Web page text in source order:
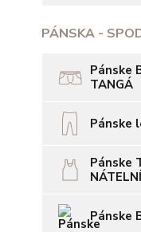
PÁNSKA -
Pánske
TANGÁ
Pánske
Pánske
Pánske